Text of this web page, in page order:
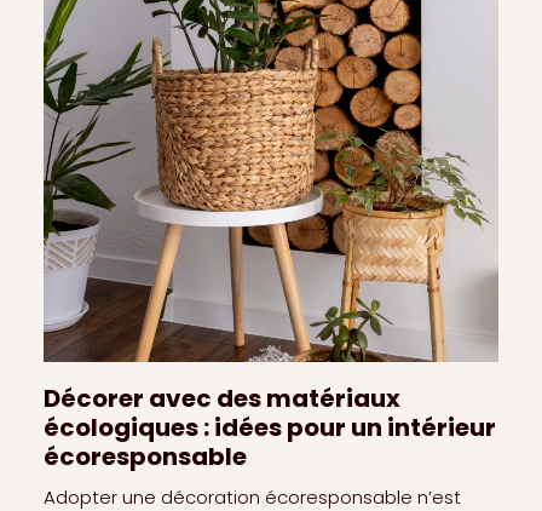
Relooker une chambre d’enfant :
idées déco adaptables en
grandissant
Aménager et décorer une chambre d’enfant peut